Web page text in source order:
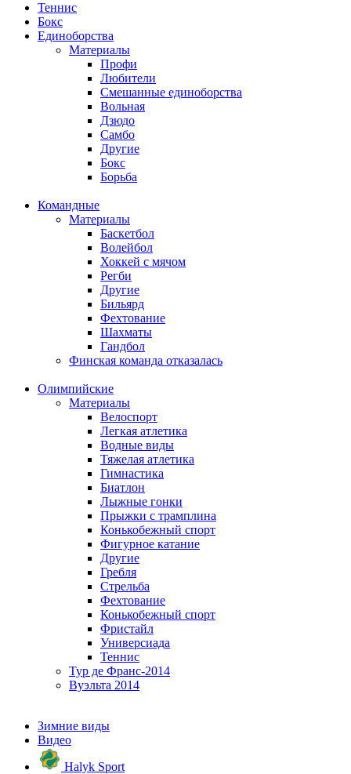
Теннис
Бокс
Единоборства
Материалы
Профи
Любители
Смешанные единоборства
Вольная
Дзюдо
Самбо
Другие
Бокс
Борьба
Командные
Материалы
Баскетбол
Волейбол
Хоккей с мячом
Регби
Другие
Бильярд
Фехтование
Шахматы
Гандбол
Финская команда отказалась
Олимпийские
Материалы
Велоспорт
Легкая атлетика
Водные виды
Тяжелая атлетика
Гимнастика
Биатлон
Лыжные гонки
Прыжки с трамплина
Конькобежный спорт
Фигурное катание
Другие
Гребля
Стрельба
Фехтование
Конькобежный спорт
Фристайл
Универсиада
Теннис
Тур де Франс-2014
Вуэльта 2014
Зимние виды
Видео
Halyk Sport